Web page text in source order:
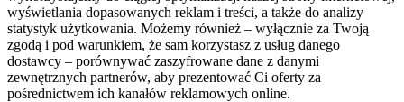
wyświetlania dopasowanych reklam i treści, a także do analizy
statystyk użytkowania. Możemy również – wyłącznie za Twoją
zgodą i pod warunkiem, że sam korzystasz z usług danego
dostawcy – porównywać zaszyfrowane dane z danymi
zewnętrznych partnerów, aby prezentować Ci oferty za
pośrednictwem ich kanałów reklamowych online.